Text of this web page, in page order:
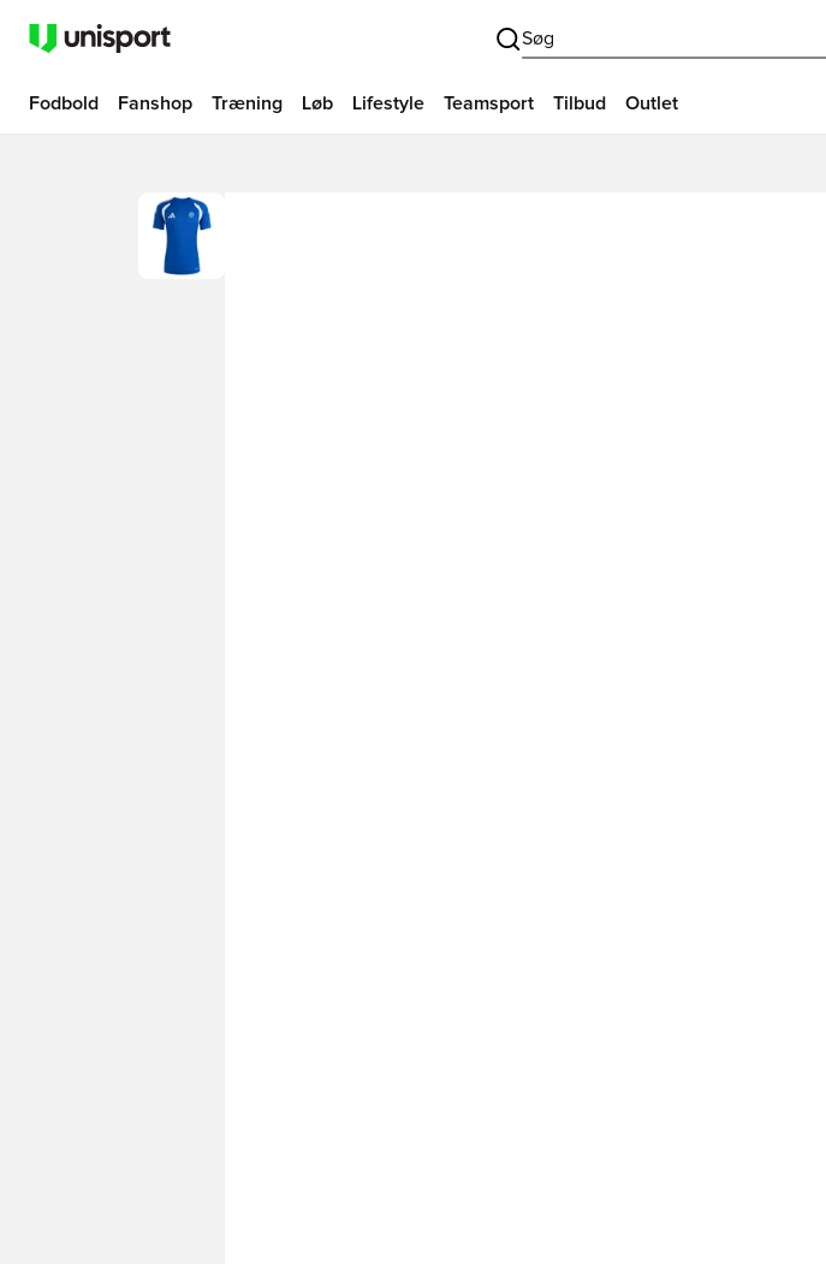
Søg
Fodbold Fanshop Træning Løb Lifestyle Teamsport Tilbud Outlet